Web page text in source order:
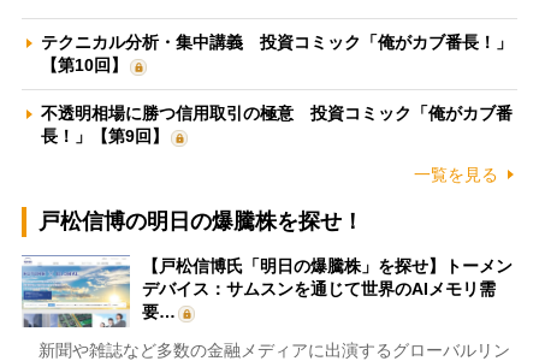
テクニカル分析・集中講義 投資コミック「俺がカブ番長！」
【第10回】
不透明相場に勝つ信用取引の極意 投資コミック「俺がカブ番
長！」【第9回】
一覧を見る
戸松信博の明日の爆騰株を探せ！
【戸松信博氏「明日の爆騰株」を探せ】トーメン
デバイス：サムスンを通じて世界のAIメモリ需
要…
新聞や雑誌など多数の金融メディアに出演するグローバルリン